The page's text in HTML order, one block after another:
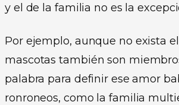
y el de la familia no es la
Por ejemplo, aunque no exista
mascotas también son
palabra para definir ese amor
ronroneos, como la familia